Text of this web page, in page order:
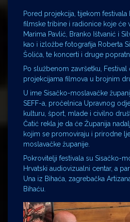
Pored projekcija, tijekom
filmske tribine i radionice koje će
Marima Pavlić, Branko Ištvanić i
kao i izložbe fotografija Roberta
Šolića, te koncerti i druge
Po službenom završetku, Festival
projekcijama filmova u brojnim
U ime Sisačko-moslavačke
SEFF-a, pročelnica Upravnog
kulturu, šport, mlade i civilno
Čatić rekla je da će Županija
kojim se promoviraju i prirodne
moslavačke županije.
Pokrovitelji festivala su Sisačko-
Hrvatski audiovizualni centar, a
Una iz Bihaća, zagrebačka
Bihaću.